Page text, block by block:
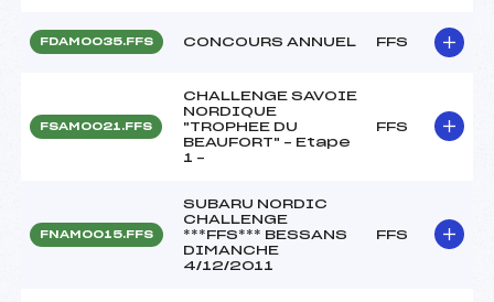
FDAM0035.FFS CONCOURS ANNUEL FFS
FSAM0021.FFS
CHALLENGE SAVOIE
NORDIQUE
"TROPHEE DU
BEAUFORT" – Etape
1 –
FFS
FNAM0015.FFS
SUBARU NORDIC
CHALLENGE
***FFS*** BESSANS
DIMANCHE
4/12/2011
FFS